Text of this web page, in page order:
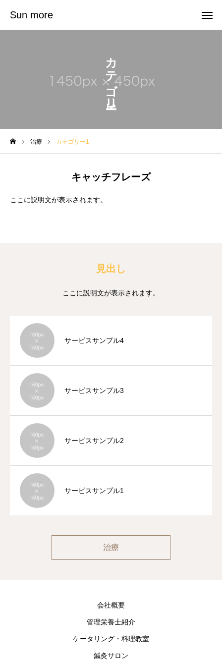
Sun more
カテゴリー1
治療 カテゴリー1
キャッチフレーズ
ここに説明文が表示されます。
見出し
ここに説明文が表示されます。
サービスサンプル4
サービスサンプル3
サービスサンプル2
サービスサンプル1
治療
会社概要
管理栄養士紹介
ケータリング・料理教室
鍼灸サロン
Sun more
ケータリング・料理教室